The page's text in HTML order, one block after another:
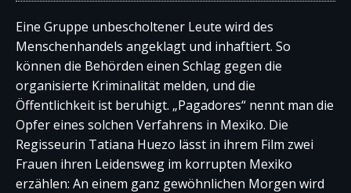
Eine Gruppe unbescholtener Leute wird des
Menschenhandels angeklagt und inhaftiert. So
können die Behörden einen Schlag gegen die
organisierte Kriminalität melden, und die
Öffentlichkeit ist beruhigt. „Pagadores“ nennt man die
Opfer eines solchen Verfahrens in Mexiko. Die
Regisseurin Tatiana Huezo lässt in ihrem Film zwei
Frauen ihren Leidensweg im korrupten Mexiko
erzählen: An einem ganz gewöhnlichen Morgen wird